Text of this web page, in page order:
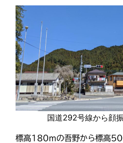
国道292号線から顔
標高180ｍの吾野から標高